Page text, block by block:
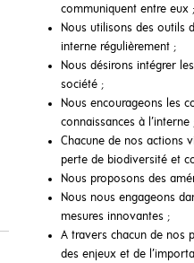
communiquent entre eux ;
Nous utilisons des outils
interne régulièrement ;
Nous désirons intégrer
société ;
Nous encourageons les
connaissances à l’interne
Chacune de nos actions
perte de biodiversité et
Nous proposons des
Nous nous engageons
mesures innovantes ;
A travers chacun de nos
des enjeux et de